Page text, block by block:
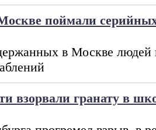
поймали
в Москве людей
взорвали гранату в